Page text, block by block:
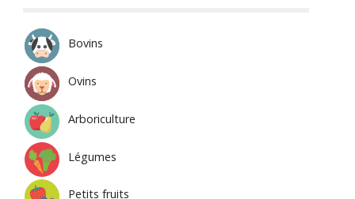
Bovins
Ovins
Arboriculture
Légumes
Petits fruits